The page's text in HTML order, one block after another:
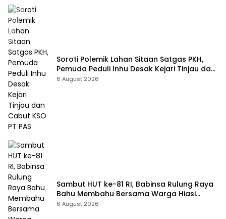
Soroti Polemik Lahan Sitaan Satgas PKH,
Pemuda Peduli Inhu Desak Kejari Tinjau dan
Cabut KSO PT PAS
6 August 2026
Sambut HUT ke-81 RI, Babinsa Rulung Raya
Bahu Membahu Bersama Warga Hiasi
Jalan Desa
6 August 2026